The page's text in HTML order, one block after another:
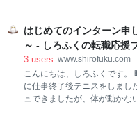
なに間が空いているのだろう
いです。 さらに１年を過ぎ
由（育児や介護等）が記載さ
問題があ
アップデートと注意点につい
doda転職求人倍率レポート（
転職時期について迷っている
注意点２つ １．doda転職求
月分）より 以下は、毎月
率のグラフです。 一番右が
はじめてのインターン
～ - しろふくの転職応援
3 users www.shirofuku.com
こんにちは、しろふくです。
に仕事終了後テニスをしまし
ュできましたが、体が動かな